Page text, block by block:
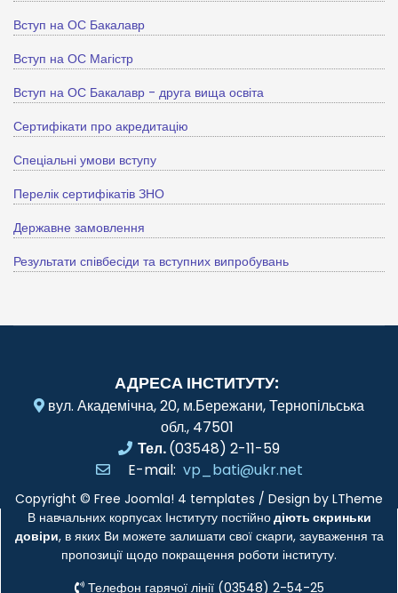
Вступ на ОС Бакалавр
Вступ на ОС Магістр
Вступ на ОС Бакалавр - друга вища освіта
Сертифікати про акредитацію
Спеціальні умови вступу
Перелік сертифікатів ЗНО
Державне замовлення
Результати співбесіди та вступних випробувань
АДРЕСА ІНСТИТУТУ:
вул. Академічна, 20, м.Бережани, Тернопільська
обл., 47501
Тел.(03548) 2-11-59
E-mail: vp_bati@ukr.net
Copyright © Free Joomla! 4 templates / Design by LTheme
В навчальних корпусах Інституту постійнодіють скриньки
довіри, в яких Ви можете залишати свої скарги, зауваження та
пропозиції щодо покращення роботи інституту.
Телефон гарячої лінії (03548) 2-54-25